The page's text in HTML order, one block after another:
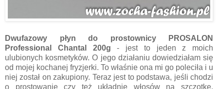
Dwufazowy płyn do prostownicy PROSALON
Professional Chantal 200g - jest to jeden z moich
ulubionych kosmetyków. O jego działaniu dowiedziałam się
od mojej kochanej fryzjerki. To właśnie ona mi go poleciła i u
niej został on zakupiony. Teraz jest to podstawa, jeśli chodzi
o prostowanie czy też układnie włosów na szczotkę.